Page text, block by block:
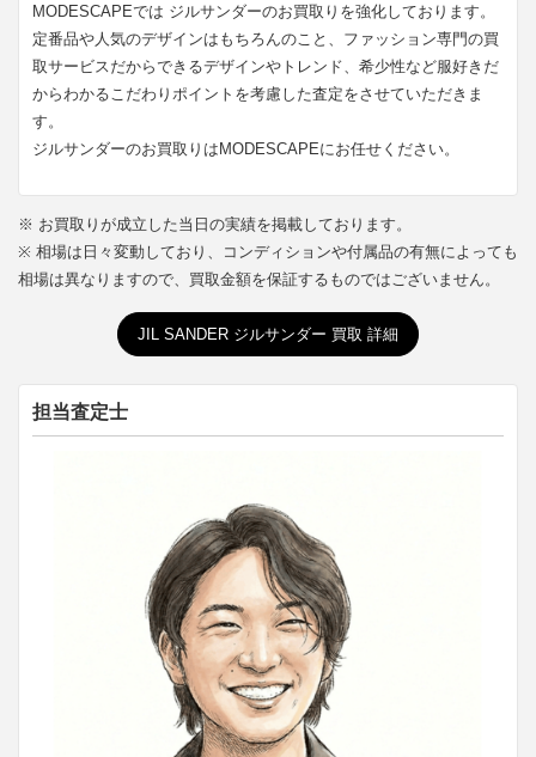
MODESCAPEでは ジルサンダーのお買取りを強化しております。
定番品や人気のデザインはもちろんのこと、ファッション専門の買
取サービスだからできるデザインやトレンド、希少性など服好きだ
からわかるこだわりポイントを考慮した査定をさせていただきま
す。
ジルサンダーのお買取りはMODESCAPEにお任せください。
※ お買取りが成立した当日の実績を掲載しております。
※ 相場は日々変動しており、コンディションや付属品の有無によっても
相場は異なりますので、買取金額を保証するものではございません。
JIL SANDER ジルサンダー 買取 詳細
担当査定士